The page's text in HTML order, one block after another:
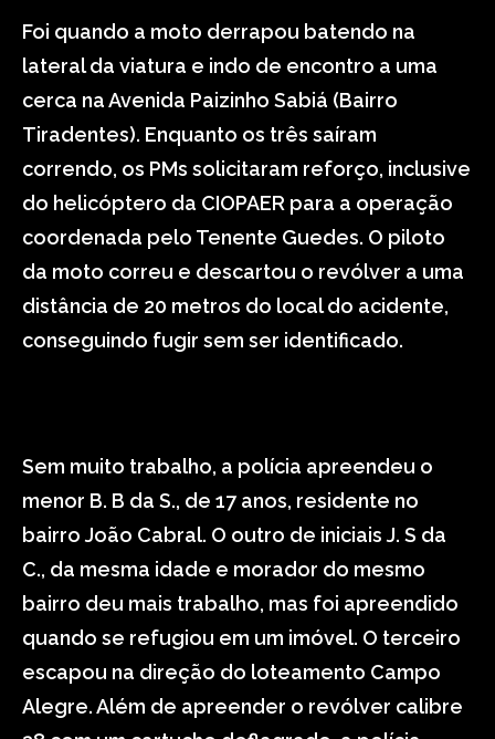
Foi quando a moto derrapou batendo na
lateral da viatura e indo de encontro a uma
cerca na Avenida Paizinho Sabiá (Bairro
Tiradentes). Enquanto os três saíram
correndo, os PMs solicitaram reforço, inclusive
do helicóptero da CIOPAER para a operação
coordenada pelo Tenente Guedes. O piloto
da moto correu e descartou o revólver a uma
distância de 20 metros do local do acidente,
conseguindo fugir sem ser identificado.
Sem muito trabalho, a polícia apreendeu o
menor B. B da S., de 17 anos, residente no
bairro João Cabral. O outro de iniciais J. S da
C., da mesma idade e morador do mesmo
bairro deu mais trabalho, mas foi apreendido
quando se refugiou em um imóvel. O terceiro
escapou na direção do loteamento Campo
Alegre. Além de apreender o revólver calibre